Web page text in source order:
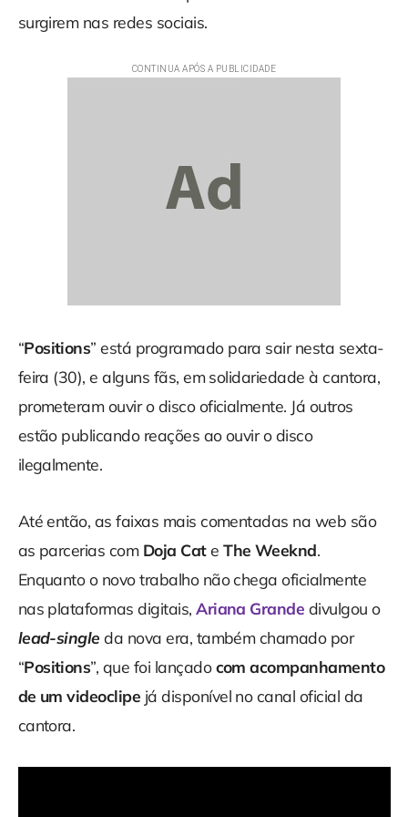
surgirem nas redes sociais.
“Positions” está programado para sair nesta sexta-
feira (30), e alguns fãs, em solidariedade à cantora,
prometeram ouvir o disco oficialmente. Já outros
estão publicando reações ao ouvir o disco
ilegalmente.
Até então, as faixas mais comentadas na web são
as parcerias com Doja CateThe Weeknd.
Enquanto o novo trabalho não chega oficialmente
nas plataformas digitais,Ariana Grande divulgou o
lead-single da nova era, também chamado por
“Positions”, que foi lançadocom acompanhamento
de um videoclipe já disponível no canal oficial da
cantora.